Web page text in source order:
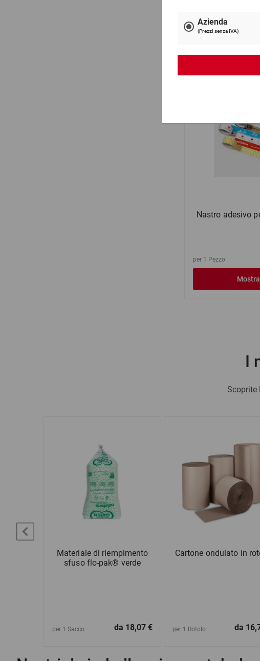
Nastro adesivo
per 1 Pezzo
I
Materiale di riempimento
sfuso flo-pak® verde
per 1 Sacco da 18,07 €
Cartone ondulato in
per 1 Rotolo da